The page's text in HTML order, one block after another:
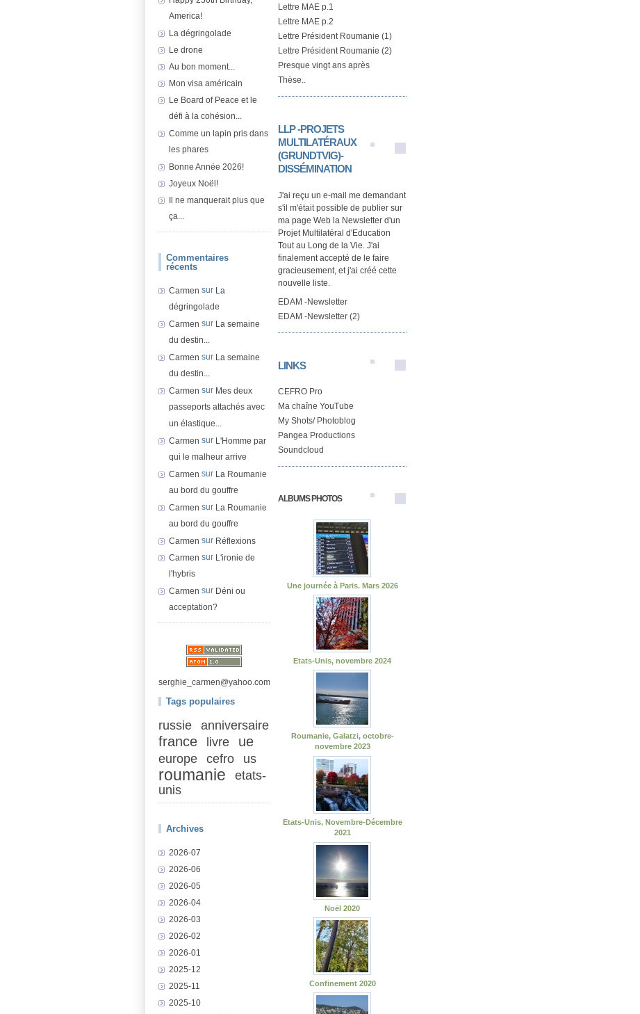
America!
La dégringolade
Le drone
Au bon moment...
Mon visa américain
Le Board of Peace et le
défi à la cohésion...
Comme un lapin pris dans
les phares
Bonne Année 2026!
Joyeux Noël!
Il ne manquerait plus que
ça...
Commentaires
récents
Carmen sur La
dégringolade
Carmen sur La semaine
du destin...
Carmen sur La semaine
du destin...
Carmen sur Mes deux
passeports attachés avec
un élastique...
Carmen sur L'Homme par
qui le malheur arrive
Carmen sur La Roumanie
au bord du gouffre
Carmen sur La Roumanie
au bord du gouffre
Carmen sur Réflexions
Carmen sur L'ironie de
l'hybris
Carmen sur Déni ou
acceptation?
serghie_carmen@yahoo.com
Tags populaires
russie anniversaire
france livre ue
europe cefro us
roumanie
etats-
unis
Archives
2026-07
2026-06
2026-05
2026-04
2026-03
2026-02
2026-01
2025-12
2025-11
2025-10
Lettre MAE p.1
Lettre MAE p.2
Lettre Président Roumanie (1)
Lettre Président Roumanie (2)
Presque vingt ans après
Thèse..
LLP -PROJETS
MULTILATÉRAUX
(GRUNDTVIG)-
DISSÉMINATION
J'ai reçu un e-mail me demandant
s'il m'était possible de publier sur
ma page Web la Newsletter d'un
Projet Multilatéral d'Education
Tout au Long de la Vie. J'ai
finalement accepté de le faire
gracieusement, et j'ai créé cette
nouvelle liste.
EDAM -Newsletter
EDAM -Newsletter (2)
LINKS
CEFRO Pro
Ma chaîne YouTube
My Shots/ Photoblog
Pangea Productions
Soundcloud
ALBUMS PHOTOS
Une journée à Paris. Mars 2026
Etats-Unis, novembre 2024
Roumanie, Galatzi, octobre-
novembre 2023
Etats-Unis, Novembre-Décembre
2021
Noël 2020
Confinement 2020